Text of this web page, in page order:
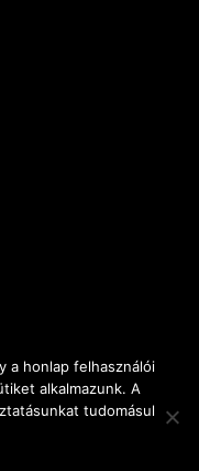
a honlap felhasználói
alkalmazunk. A
tudomásul